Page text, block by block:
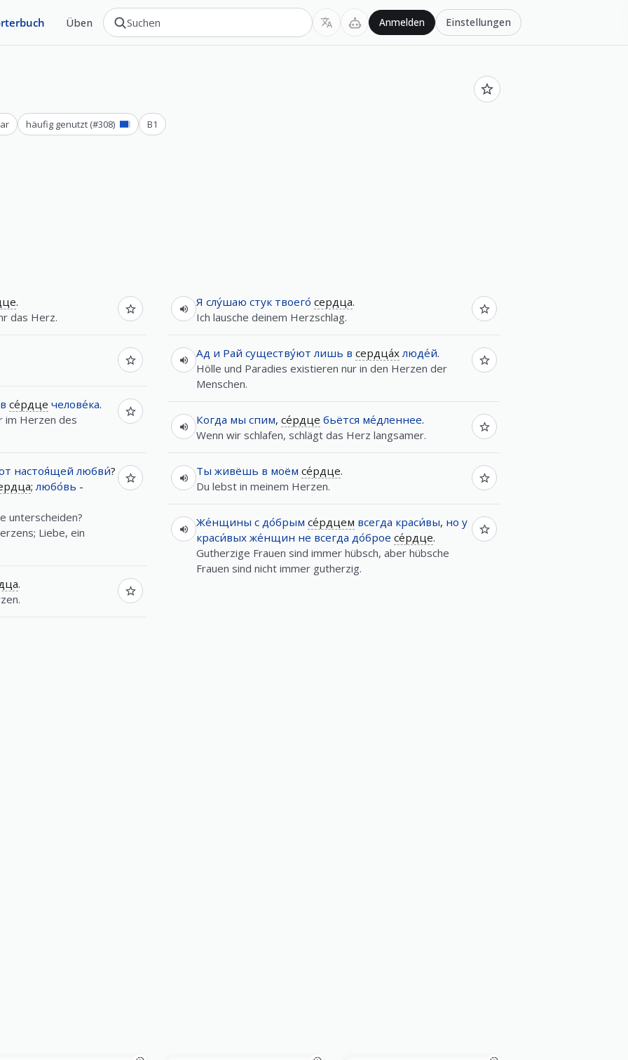
Üben Anmelden Einstellungen
häufig genutzt (#308) B1
.
das Herz.
в се́рдце челове́ка.
im Herzen des
настоя́щей любви́?
;любо́вь -
unterscheiden?
Liebe, ein
.
Я слу́шаю стук твоего́ сердца.
Ich lausche deinem Herzschlag.
Ад и Рай существу́ют лишь в сердца́х люде́й.
Hölle und Paradies existieren nur in den Herzen der
Menschen.
Когда мы спим, се́рдце бьётся ме́дленнее.
Wenn wir schlafen, schlägt das Herz langsamer.
Ты живёшь в моём се́рдце.
Du lebst in meinem Herzen.
Же́нщины с до́брым се́рдцем всегда краси́вы, но у
краси́вых же́нщин не всегда до́брое се́рдце.
Gutherzige Frauen sind immer hübsch, aber hübsche
Frauen sind nicht immer gutherzig.